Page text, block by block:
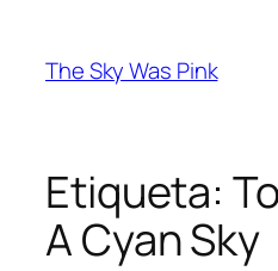
contenido
The Sky Was Pink
Etiqueta:
A Cyan Sky